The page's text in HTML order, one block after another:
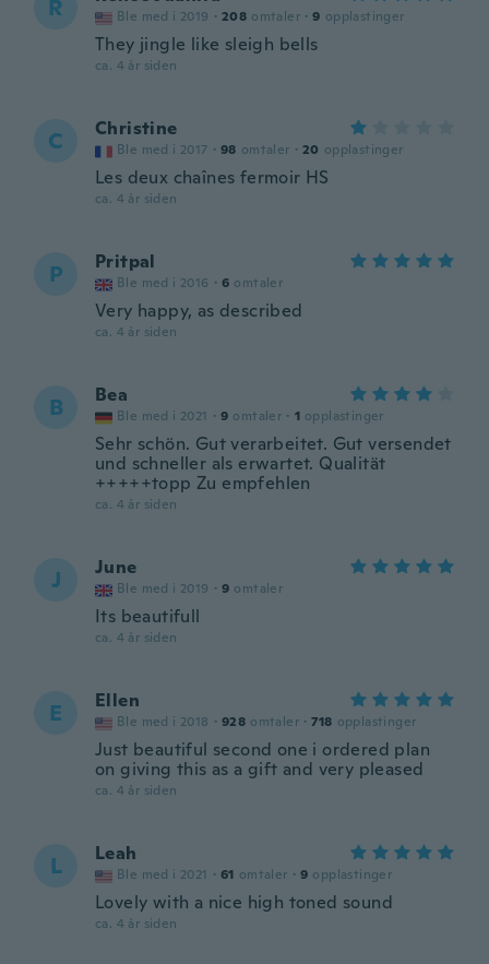
R Ble med i 2019 · 208 omtaler · 9 opplastinger
They jingle like sleigh bells
ca. 4 år siden
C Christine
Ble med i 2017 · 98 omtaler · 20 opplastinger
Les deux chaînes fermoir HS
ca. 4 år siden
P Pritpal
Ble med i 2016 · 6 omtaler
Very happy, as described
ca. 4 år siden
B Bea
Ble med i 2021 · 9 omtaler · 1 opplastinger
Sehr schön. Gut verarbeitet. Gut versendet
und schneller als erwartet. Qualität
+++++topp Zu empfehlen
ca. 4 år siden
J June
Ble med i 2019 · 9 omtaler
Its beautifull
ca. 4 år siden
E Ellen
Ble med i 2018 · 928 omtaler · 718 opplastinger
Just beautiful second one i ordered plan
on giving this as a gift and very pleased
ca. 4 år siden
L Leah
Ble med i 2021 · 61 omtaler · 9 opplastinger
Lovely with a nice high toned sound
ca. 4 år siden